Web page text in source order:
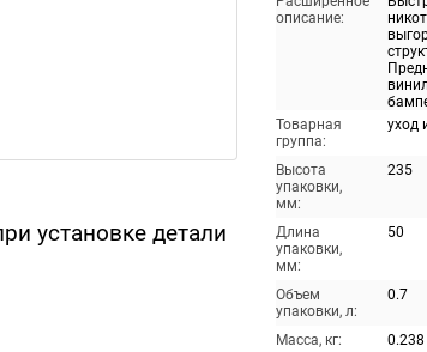
установке детали
описание:
Товарная
группа:
уход
Высота
упаковки,
мм:
235
Длина
упаковки,
мм:
50
Объем
упаковки, л:
0.7
Масса, кг:
0.238